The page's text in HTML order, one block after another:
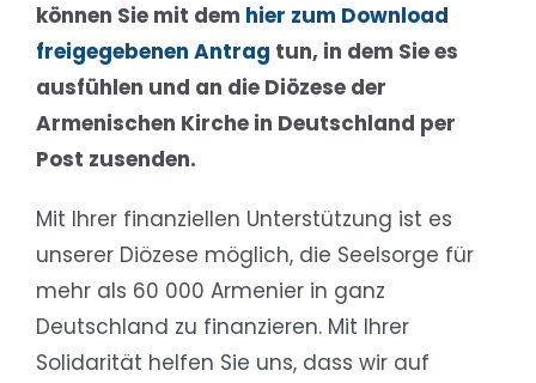
können Sie mit dem hier zum Download
freigegebenen Antrag tun, in dem Sie es
ausfühlen und an die Diözese der
Armenischen Kirche in Deutschland per
Post zusenden.
Mit Ihrer finanziellen Unterstützung ist es
unserer Diözese möglich, die Seelsorge für
mehr als 60 000 Armenier in ganz
Deutschland zu finanzieren. Mit Ihrer
Solidarität helfen Sie uns, dass wir auf